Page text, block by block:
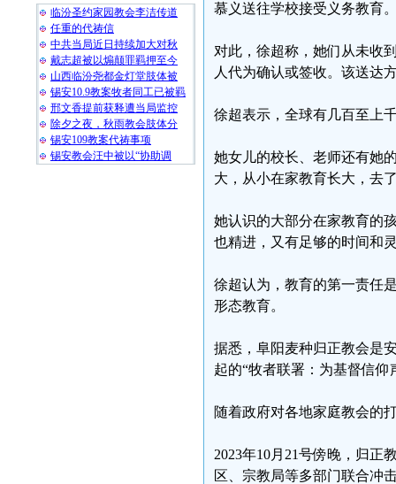
临汾圣约家园教会李洁传道
任重的代祷信
中共当局近日持续加大对秋
戴志超被以煽颠罪羁押至今
山西临汾尧都金灯堂肢体被
锡安10.9教案牧者同工已被羁
邢文香提前获释遭当局监控
除夕之夜，秋雨教会肢体分
锡安109教案代祷事项
锡安教会汪中被以“协助调
慕义送往学校接受义务教育
对此，徐超称，她们从未收
人代为确认或签收。该送达
徐超表示，全球有几百至上
她女儿的校长、老师还有她
大，从小在家教育长大，去
她认识的大部分在家教育的
也精进，又有足够的时间和
徐超认为，教育的第一责任
形态教育。
据悉，阜阳麦种归正教会是
起的“牧者联署：为基督信
随着政府对各地家庭教会的
2023年10月21号傍晚，归正
区、宗教局等多部门联合冲